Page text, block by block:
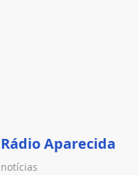
Rádio Aparecida
notícias